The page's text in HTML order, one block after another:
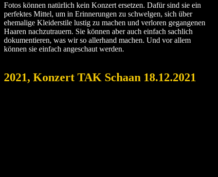
Fotos können natürlich kein Konzert ersetzen. Dafür sind sie ein
perfektes Mittel, um in Erinnerungen zu schwelgen, sich über
ehemalige Kleiderstile lustig zu machen und verloren gegangenen
Haaren nachzutrauern. Sie können aber auch einfach sachlich
dokumentieren, was wir so allerhand machen. Und vor allem
können sie einfach angeschaut werden.
2021, Konzert TAK Schaan 18.12.2021